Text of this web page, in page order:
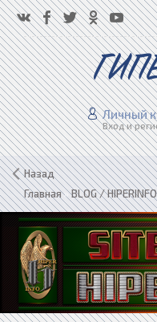
Личный
Вход и
Назад
Главная»BLOG / HIPERINFO